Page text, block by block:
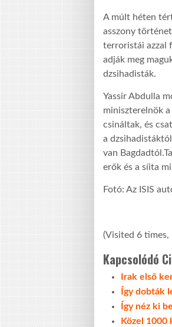
A múlt héten
asszony
terroristái azzal
adják meg
dzsihadisták.
Yassir Abdulla
miniszterelnök
csináltak, és
a
van
erők és a síita
Fotó: Az ISIS
(Visited 6 times,
Kapcsolódó
Irak első
Így dobták
Így néz ki
Közel 1000